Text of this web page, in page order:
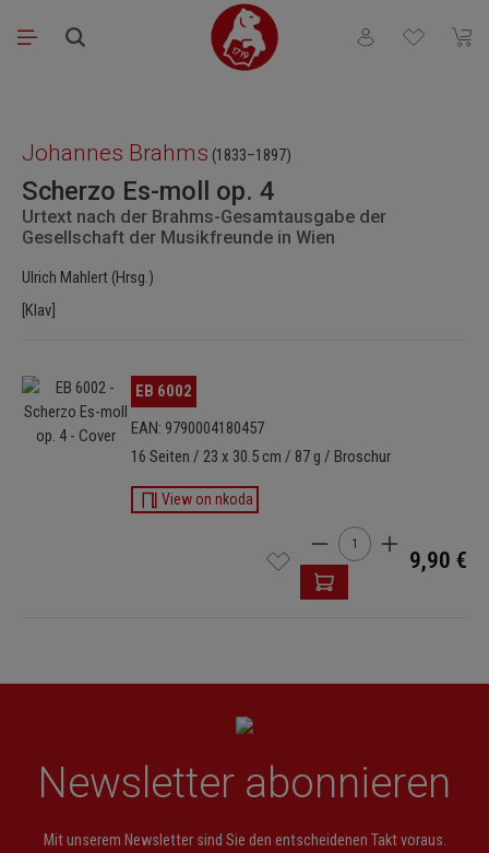
Zum Hauptinhalt springen
Du hast 0
Johannes Brahms (1833–1897)
Scherzo Es-moll op. 4
Urtext nach der Brahms-Gesamtausgabe der
Gesellschaft der Musikfreunde in Wien
Ulrich Mahlert (Hrsg.)
[Klav]
Bildergalerie überspringen
EB 6002
EAN: 9790004180457
16 Seiten / 23 x 30.5 cm / 87 g / Broschur
View on nkoda
Produkt Anzahl: Gib
9,90 €
Newsletter abonnieren
Mit unserem Newsletter sind Sie den entscheidenen Takt voraus.